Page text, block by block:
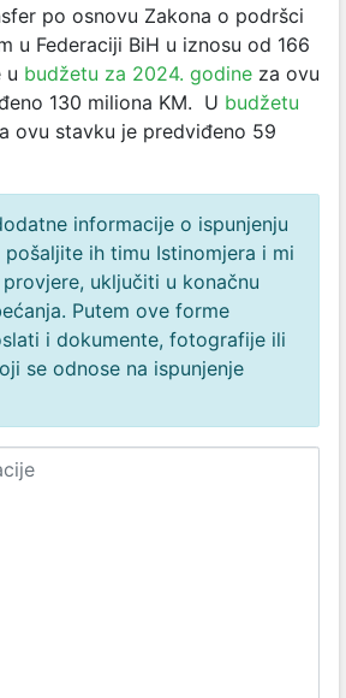
po osnovu Zakona o podršci
u Federaciji BiH u iznosu od 166
u budžetu za 2024. godine za ovu
130 miliona KM. U budžetu
ovu stavku je predviđeno 59
informacije o ispunjenju
ih timu Istinomjera i mi
uključiti u konačnu
Putem ove forme
i dokumente, fotografije ili
se odnose na ispunjenje